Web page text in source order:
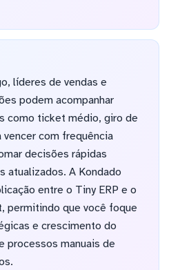
líderes de vendas e
podem acompanhar
como ticket médio, giro de
com frequência
decisões rápidas
atualizados. A Kondado
entre o Tiny ERP e o
permitindo que você foque
e crescimento do
processos manuais de